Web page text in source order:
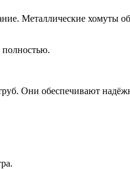
Металлические хомуты
полностью.
Они обеспечивают